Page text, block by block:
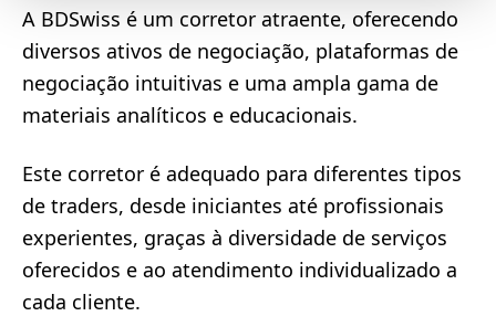
A BDSwiss é um corretor atraente, oferecendo
diversos ativos de negociação, plataformas de
negociação intuitivas e uma ampla gama de
materiais analíticos e educacionais.
Este corretor é adequado para diferentes tipos
de traders, desde iniciantes até profissionais
experientes, graças à diversidade de serviços
oferecidos e ao atendimento individualizado a
cada cliente.